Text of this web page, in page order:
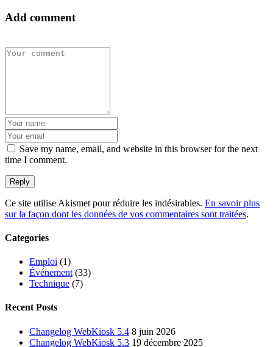
Add comment
Save my name, email, and website in this browser for the next
time I comment.
Ce site utilise Akismet pour réduire les indésirables. En savoir plus
sur la façon dont les données de vos commentaires sont traitées.
Categories
Emploi (1)
Événement (33)
Technique (7)
Recent Posts
Changelog WebKiosk 5.4 8 juin 2026
Changelog WebKiosk 5.3 19 décembre 2025